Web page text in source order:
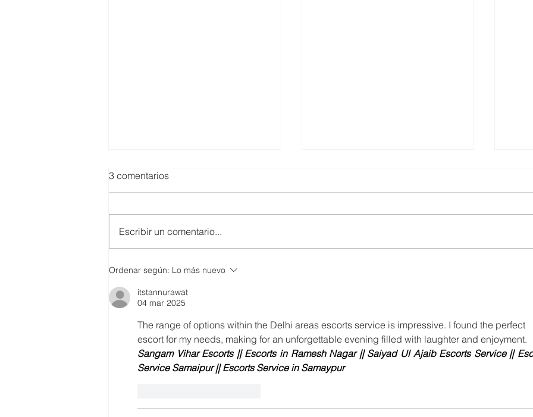
SMARTCO se suma a la
Biblioteca de FUNDACIÓN
FIDAL, un proyecto que
preserva el patrimonio y
democratiza el conocimiento
3 comentarios
Escribir un comentario...
Ordenar según: Lo más nuevo
itstannurawat
04 mar 2025
The range of options within the Delhi areas escorts service is impressive. I found the perfect
escort for my needs, making for an unforgettable evening filled with laughter and enjoyment.
Sangam Vihar Escorts || Escorts in Ramesh Nagar || Saiyad Ul Ajaib Escorts Service ||
Service Samaipur || Escorts Service in Samaypur